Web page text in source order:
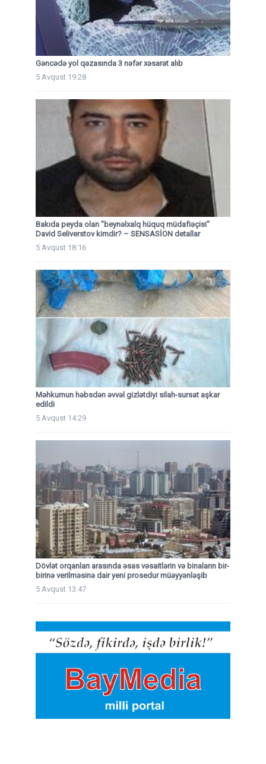
Gəncədə yol qəzasında 3 nəfər xəsarət alıb
5 Avqust 19:28
Bakıda peyda olan "beynəlxalq hüquq müdafiəçisi"
David Seliverstov kimdir? – SENSASİON detallar
5 Avqust 18:16
Məhkumun həbsdən əvvəl gizlətdiyi silah-sursat aşkar
edildi
5 Avqust 14:29
Dövlət orqanları arasında əsas vəsaitlərin və binaların bir-
birinə verilməsinə dair yeni prosedur müəyyənləşib
5 Avqust 13:47